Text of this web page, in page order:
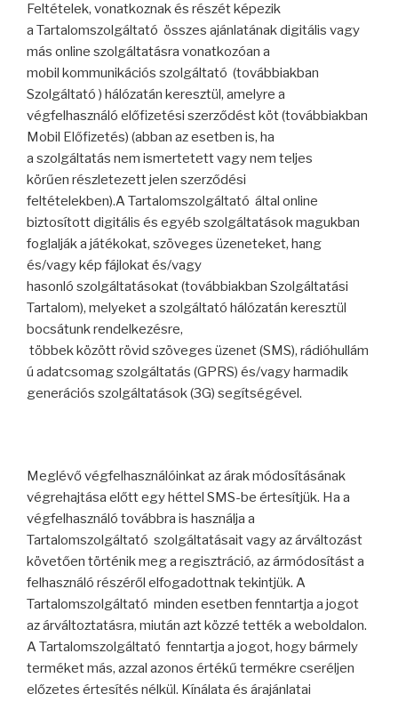
Feltételek, vonatkoznak és részét képezik
a Tartalomszolgáltató összes ajánlatának digitális vagy
más online szolgáltatásra vonatkozóan a
mobil kommunikációs szolgáltató (továbbiakban
Szolgáltató ) hálózatán keresztül, amelyre a
végfelhasználó előfizetési szerződést köt (továbbiakban
Mobil Előfizetés) (abban az esetben is, ha
a szolgáltatás nem ismertetett vagy nem teljes
körűen részletezett jelen szerződési
feltételekben).A Tartalomszolgáltató által online
biztosított digitális és egyéb szolgáltatások magukban
foglalják a játékokat, szöveges üzeneteket, hang
és/vagy kép fájlokat és/vagy
hasonló szolgáltatásokat (továbbiakban Szolgáltatási
Tartalom), melyeket a szolgáltató hálózatán keresztül
bocsátunk rendelkezésre,
többek között rövid szöveges üzenet (SMS), rádióhullám
ú adatcsomag szolgáltatás (GPRS) és/vagy harmadik
generációs szolgáltatások (3G) segítségével.
Meglévő végfelhasználóinkat az árak módosításának
végrehajtása előtt egy héttel SMS-be értesítjük. Ha a
végfelhasználó továbbra is használja a
Tartalomszolgáltató szolgáltatásait vagy az árváltozást
követően történik meg a regisztráció, az ármódosítást a
felhasználó részéről elfogadottnak tekintjük. A
Tartalomszolgáltató minden esetben fenntartja a jogot
az árváltoztatásra, miután azt közzé tették a weboldalon.
A Tartalomszolgáltató fenntartja a jogot, hogy bármely
terméket más, azzal azonos értékű termékre cseréljen
előzetes értesítés nélkül. Kínálata és árajánlatai